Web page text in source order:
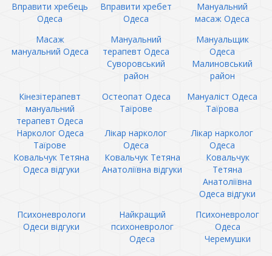
Вправити хребець
Одеса
Вправити хребет
Одеса
Мануальний
масаж Одеса
Масаж
мануальний Одеса
Мануальний
терапевт Одеса
Суворовський
район
Мануальщик
Одеса
Малиновський
район
Кінезітерапевт
мануальний
терапевт Одеса
Остеопат Одеса
Таїрове
Мануаліст Одеса
Таїрова
Нарколог Одеса
Таїрове
Лікар нарколог
Одеса
Лікар нарколог
Одеса
Ковальчук Тетяна
Одеса відгуки
Ковальчук Тетяна
Анатоліївна відгуки
Ковальчук
Тетяна
Анатоліївна
Одеса відгуки
Психоневрологи
Одеси відгуки
Найкращий
психоневролог
Одеса
Психоневролог
Одеса
Черемушки